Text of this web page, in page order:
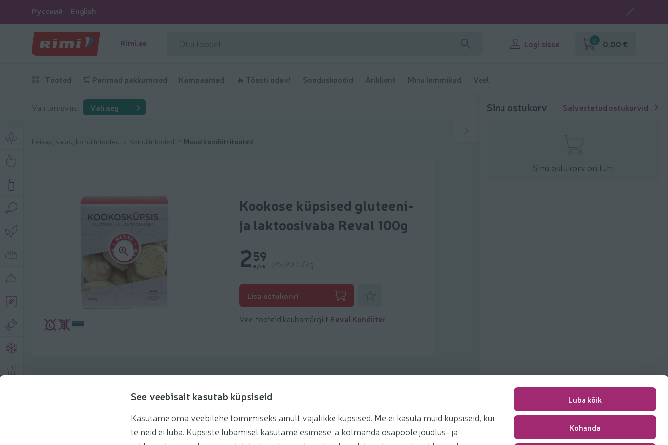
See veebisait kasutab küpsiseid
Kasutame oma veebilehe toimimiseks ainult vajalikke küpsised. Me ei kasuta muid küpsiseid, kui
te neid ei luba. Küpsiste lubamisel kasutame esimese ja kolmanda osapoole jõudlus- ja
Luba kõik
Kohanda
Русский English
Rimi.ee Logi sisse 0 0,00 €
Tooted 🛒 Parimad pakkumised Kampaaniad 🔥 Tõesti odav! Sooduskoodid Äriklient Minu lemmikud Veel
Vali tarneviis: Vali aeg
Leivad, saiad, kondiitritooted Kondiitritooted Muud kondiitritooted
Kookose küpsised gluteeni-
ja laktoosivaba Reval 100g
259
€/tk 25,90 €/kg
Lisa ostukorvi
Veel tooteid kaubamärgilt Reval Kondiiter
Soovitatud tooted Kasuta retseptis
Sinu ostukorv Salvestatud ostukorvid
Sinu ostukorv on tühi